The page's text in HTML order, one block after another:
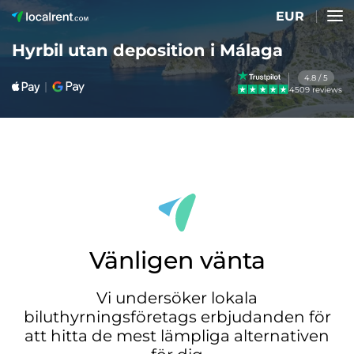
EUR
Hyrbil utan deposition i Málaga
4.8 / 5
4509 reviews
Vänligen vänta
Vi undersöker lokala
biluthyrningsföretags erbjudanden för
att hitta de mest lämpliga alternativen